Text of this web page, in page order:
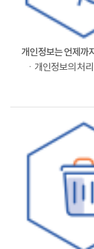
개인정보는 언제까
ㆍ개인정보의 처